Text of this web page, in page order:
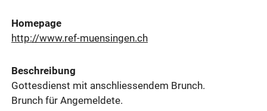
Homepage
http://www.ref-muensingen.ch
Beschreibung
Gottesdienst mit anschliessendem Brunch.
Brunch für Angemeldete.